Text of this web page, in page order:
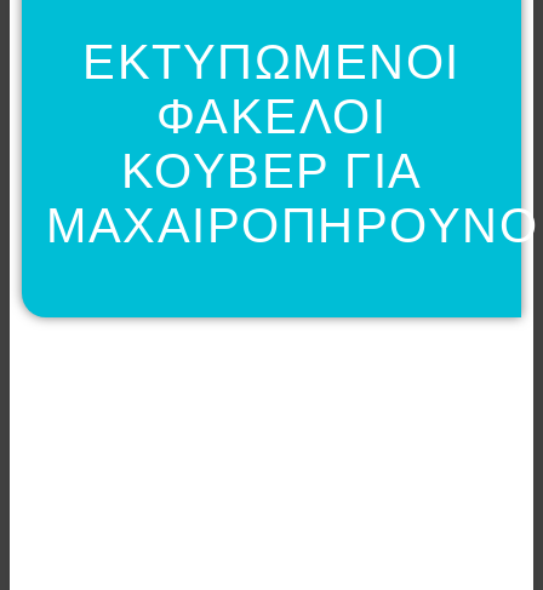
ΕΚΤΥΠΩΜΕΝΟΙ
ΦΑΚΕΛΟΙ
ΚΟΥΒΕΡ ΓΙΑ
ΜΑΧΑΙΡΟΠΗΡΟΥΝΟ